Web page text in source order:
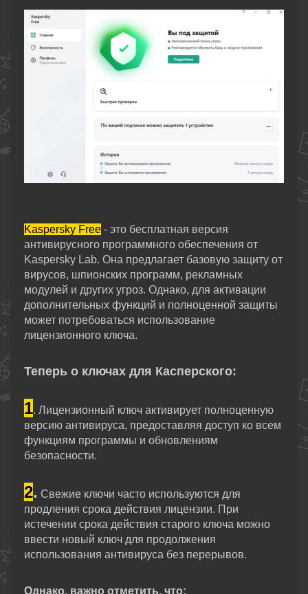
Kaspersky Free - это бесплатная версия
антивирусного программного обеспечения от
Kaspersky Lab. Она предлагает базовую защиту от
вирусов, шпионских программ, рекламных
модулей и других угроз. Однако, для активации
дополнительных функций и полноценной защиты
может потребоваться использование
лицензионного ключа.
Теперь о ключах для Касперского:
1. Лицензионный ключ активирует полноценную
версию антивируса, предоставляя доступ ко всем
функциям программы и обновлениям
безопасности.
2. Свежие ключи часто используются для
продления срока действия лицензии. При
истечении срока действия старого ключа можно
ввести новый ключ для продолжения
использования антивируса без перерывов.
Однако, важно отметить, что: